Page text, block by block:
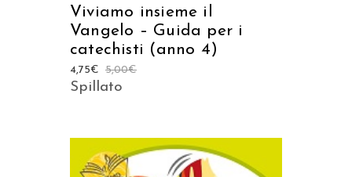
Viviamo insieme il
Vangelo – Guida per i
catechisti (anno 4)
5,00€
4,75€
Spillato